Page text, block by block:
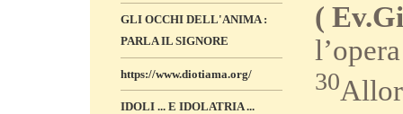
GLI OCCHI DELL'ANIMA :
PARLA IL SIGNORE
https://www.diotiama.org/
IDOLI ... E IDOLATRIA ...
(
30